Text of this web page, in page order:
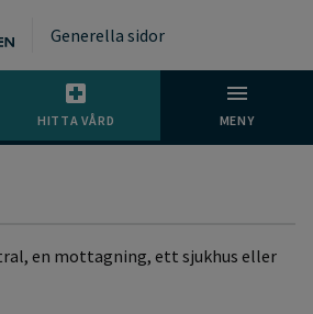
Generella sidor
HITTA VÅRD MENY
en mottagning, ett sjukhus eller